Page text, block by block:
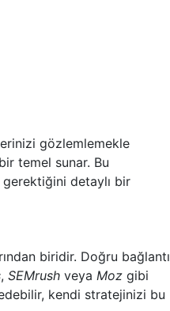
gözlemlemekle
temel sunar. Bu
gerektiğini detaylı bir
biridir. Doğru bağlantı
, SEMrush veya Moz gibi
kendi stratejinizi bu